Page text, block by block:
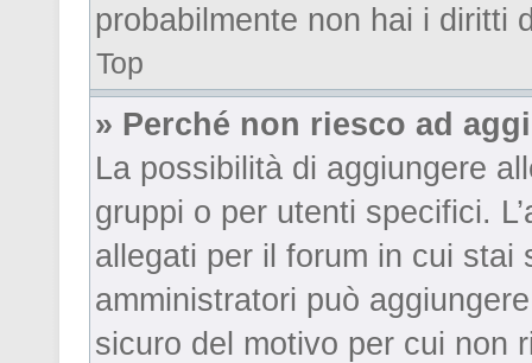
probabilmente non hai i diritti
Top
» Perché non riesco ad
La possibilità di aggiungere
gruppi o per utenti specifici.
allegati per il forum in cui stai
amministratori può
sicuro del motivo per cui non